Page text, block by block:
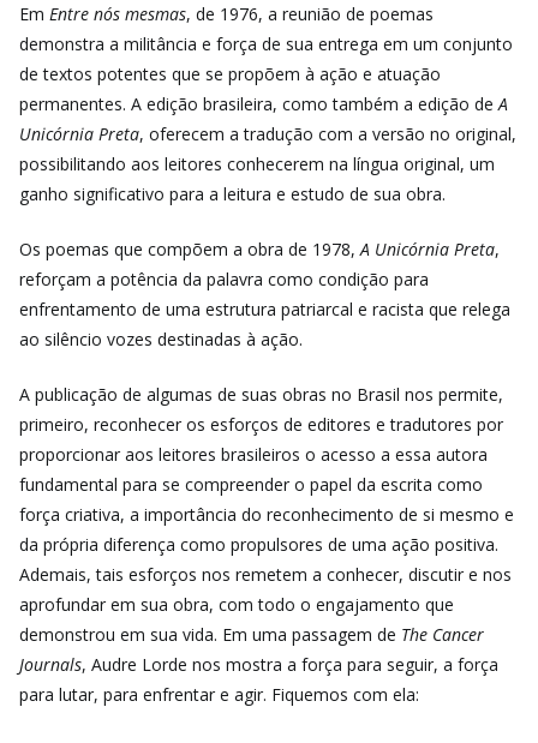
Em Entre nós mesmas, de 1976, a reunião de poemas
demonstra a militância e força de sua entrega em um conjunto
de textos potentes que se propõem à ação e atuação
permanentes. A edição brasileira, como também a edição de A
Unicórnia Preta, oferecem a tradução com a versão no original,
possibilitando aos leitores conhecerem na língua original, um
ganho significativo para a leitura e estudo de sua obra.
Os poemas que compõem a obra de 1978, A Unicórnia Preta,
reforçam a potência da palavra como condição para
enfrentamento de uma estrutura patriarcal e racista que relega
ao silêncio vozes destinadas à ação.
A publicação de algumas de suas obras no Brasil nos permite,
primeiro, reconhecer os esforços de editores e tradutores por
proporcionar aos leitores brasileiros o acesso a essa autora
fundamental para se compreender o papel da escrita como
força criativa, a importância do reconhecimento de si mesmo e
da própria diferença como propulsores de uma ação positiva.
Ademais, tais esforços nos remetem a conhecer, discutir e nos
aprofundar em sua obra, com todo o engajamento que
demonstrou em sua vida. Em uma passagem de The Cancer
Journals, Audre Lorde nos mostra a força para seguir, a força
para lutar, para enfrentar e agir. Fiquemos com ela: